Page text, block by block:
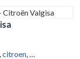
,citroen, …